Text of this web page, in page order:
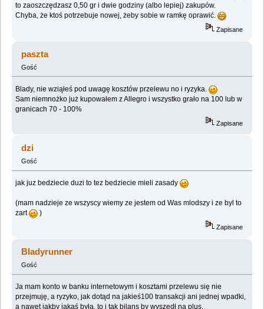
to zaoszczędzasz 0,50 gr i dwie godziny (albo lepiej) zakupów.
Chyba, że ktoś potrzebuje nowej, żeby sobie w ramkę oprawić.
Zapisane
paszta
Gość
Blady, nie wziąłeś pod uwagę kosztów przelewu no i ryzyka.
Sam niemnożko już kupowałem z Allegro i wszystko grało na 100 lub w
granicach 70 - 100%
Zapisane
dzi
Gość
jak juz bedziecie duzi to tez bedziecie mieli zasady
(mam nadzieje ze wszyscy wiemy ze jestem od Was mlodszy i ze byl to
zart
)
Zapisane
Bladyrunner
Gość
Ja mam konto w banku internetowym i kosztami przelewu się nie
przejmuję, a ryzyko, jak dotąd na jakieś100 transakcji ani jednej wpadki,
a nawet jakby jakaś była, to i tak bilans by wyszedł na plus.